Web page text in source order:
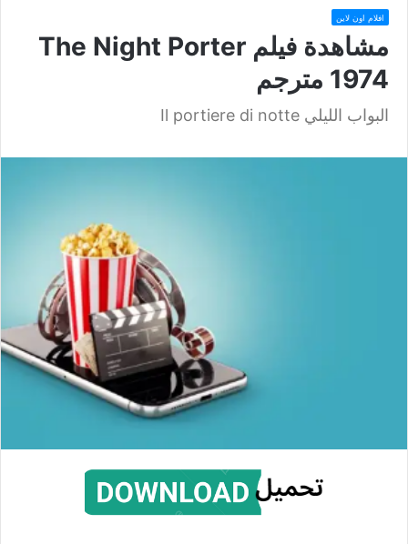
افلام اون لاين
مشاهدة فيلم The Night Porter
1974 مترجم
البواب الليلي Il portiere di notte